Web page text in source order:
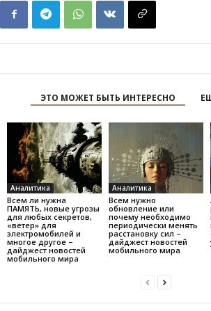
ЭТО МОЖЕТ БЫТЬ ИНТЕРЕСНО
Аналитика
Всем ли нужна
ПАМЯТЬ, новые угрозы
для любых секретов,
«ветер» для
электромобилей и
многое другое –
дайджест новостей
мобильного мира
Аналитика
Всем нужно
обновление или
почему необходимо
периодически менять
расстановку сил –
дайджест новостей
мобильного мира